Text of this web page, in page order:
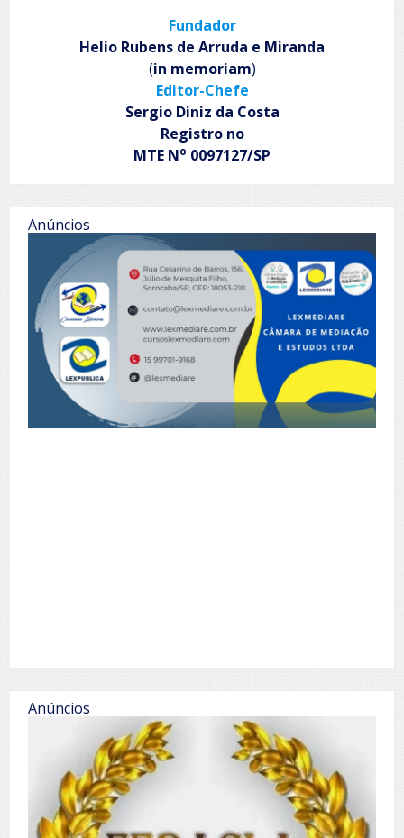
Fundador
Helio Rubens de Arruda e Miranda
(in memoriam)
Editor-Chefe
Sergio Diniz da Costa
Registro no
MTE No 0097127/SP
Anúncios
Anúncios